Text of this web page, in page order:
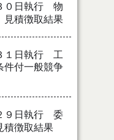
０日執行 物
見積徴取結果
１日執行 工
件付一般競争
９日執行 委
積徴取結果